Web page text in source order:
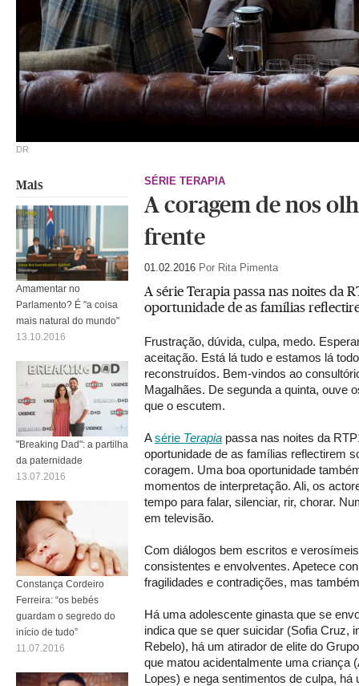
DR
SÉRIE TERAPIA
A coragem de nos
frente
01.02.2016 Por Rita Pimenta
A série Terapia passa nas noites da
oportunidade de as famílias
Frustração, dúvida, culpa, medo.
aceitação. Está lá tudo e estamos lá
reconstruídos. Bem-vindos ao
Magalhães. De segunda a quinta, ouve
que o escutem.
Asérie Terapia passa nas noites da
oportunidade de as famílias reflectirem
coragem. Uma boa oportunidade
momentos de interpretação. Ali, os
tempo para falar, silenciar, rir, chorar.
em televisão.
Com diálogos bem escritos e
consistentes e envolventes. Apetece
fragilidades e contradições, mas
Há uma adolescente ginasta que se
indica que se quer suicidar (Sofia Cruz,
Rebelo), há um atirador de elite do
que matou acidentalmente uma criança
Lopes) e nega sentimentos de culpa, há
Mais
Amamentar no
Parlamento? É "a coisa
mais natural do mundo"
13.10.2016
"Breaking Dad": a partilha
da paternidade
13.07.2016
Constança Cordeiro
Ferreira: “os bebés
guardam o segredo do
início de tudo”
11.07.2016